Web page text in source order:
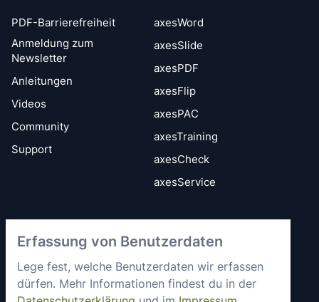
Erfassung von Benutzerdaten
Lege fest, welche Benutzerdaten wir erfassen
dürfen. Mehr Informationen findest du in der
PDF-Barrierefreiheit
Anmeldung zum
Newsletter
Anleitungen
Videos
Community
Support
axesWord
axesSlide
axesPDF
axesFlip
axesPAC
axesTraining
axesCheck
axesService
Sicherheit
Allgemeine
Geschäftsbedingungen
Mitgliedschaften &
Engagement